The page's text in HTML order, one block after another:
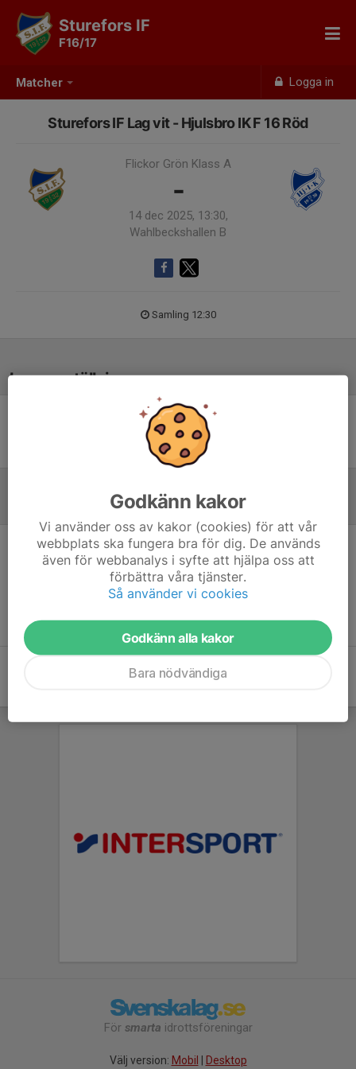
Matcher Logga in
Sturefors IF
F16/17
Sturefors IF Lag vit - Hjulsbro IK F 16 Röd
Flickor Grön Klass A
-
14 dec 2025, 13:30,
Wahlbeckshallen B
Samling 12:30
Laguppställning
Ingen uppställning ifylld
Inget referat skrivet
För smarta idrottsföreningar
Välj version: Mobil Desktop
Godkänn kakor
Vi använder oss av kakor (cookies) för att vår
webbplats ska fungera bra för dig. De används
även för webbanalys i syfte att hjälpa oss att
förbättra våra tjänster.
Så använder vi cookies
Godkänn alla kakor
Bara nödvändiga